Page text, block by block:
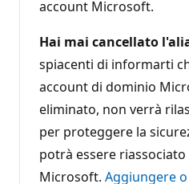
account Microsoft.
Hai mai cancellato
spiacenti di informarti
account di dominio
eliminato, non verrà
per proteggere la
potrà essere
Microsoft. Aggiungere